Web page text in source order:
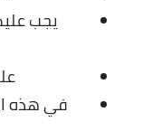
يجب
في هذه